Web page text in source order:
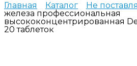
Главная
Каталог Не
железа профессиональная
высококонцентрированная
20 таблеток